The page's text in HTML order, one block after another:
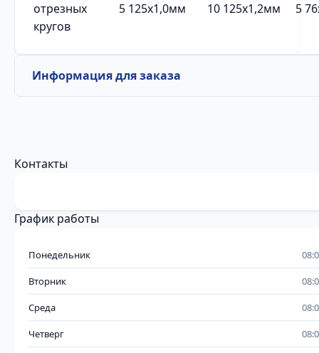
отрезных
кругов
5 125х1,0мм 10 125х1,2мм 5
Информация для заказа
Контакты
График работы
Понедельник
Вторник
Среда
Четверг